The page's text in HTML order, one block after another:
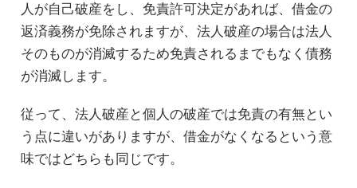
人が自己破産をし、免責許可決定があれば、借金の
返済義務が免除されますが、法人破産の場合は法人
そのものが消滅するため免責されるまでもなく債務
が消滅します。
従って、法人破産と個人の破産では免責の有無とい
う点に違いがありますが、借金がなくなるという意
味ではどちらも同じです。